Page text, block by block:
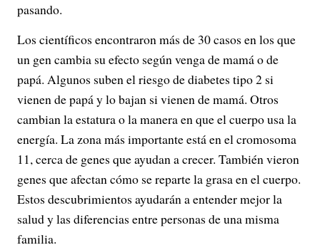
pasando.
Los científicos encontraron más de 30 casos en los que
un gen cambia su efecto según venga de mamá o de
papá. Algunos suben el riesgo de diabetes tipo 2 si
vienen de papá y lo bajan si vienen de mamá. Otros
cambian la estatura o la manera en que el cuerpo usa la
energía. La zona más importante está en el cromosoma
11, cerca de genes que ayudan a crecer. También vieron
genes que afectan cómo se reparte la grasa en el cuerpo.
Estos descubrimientos ayudarán a entender mejor la
salud y las diferencias entre personas de una misma
familia.